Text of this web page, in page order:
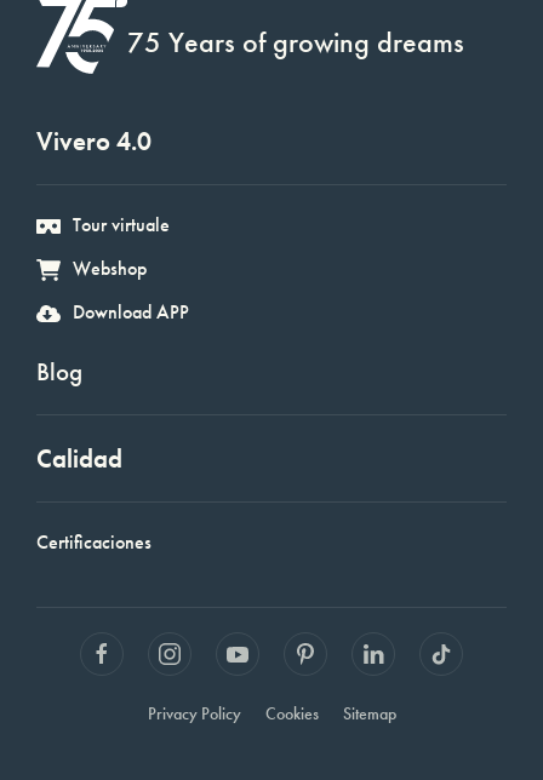
75 Years of growing dreams
Vivero 4.0
Tour virtuale
Webshop
Download APP
Blog
Calidad
Certificaciones
Privacy Policy Cookies Sitemap